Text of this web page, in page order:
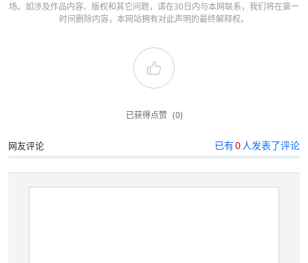
场。如涉及作品内容、版权和其它问题，请在30日内与本网联系，我们将在第一
时间删除内容，本网站拥有对此声明的最终解释权。
已获得点赞 (0)
网友评论 已有0人发表了评论